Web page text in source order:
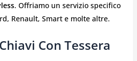
. Offriamo un servizio specifico
Renault, Smart e molte altre.
Con Tessera